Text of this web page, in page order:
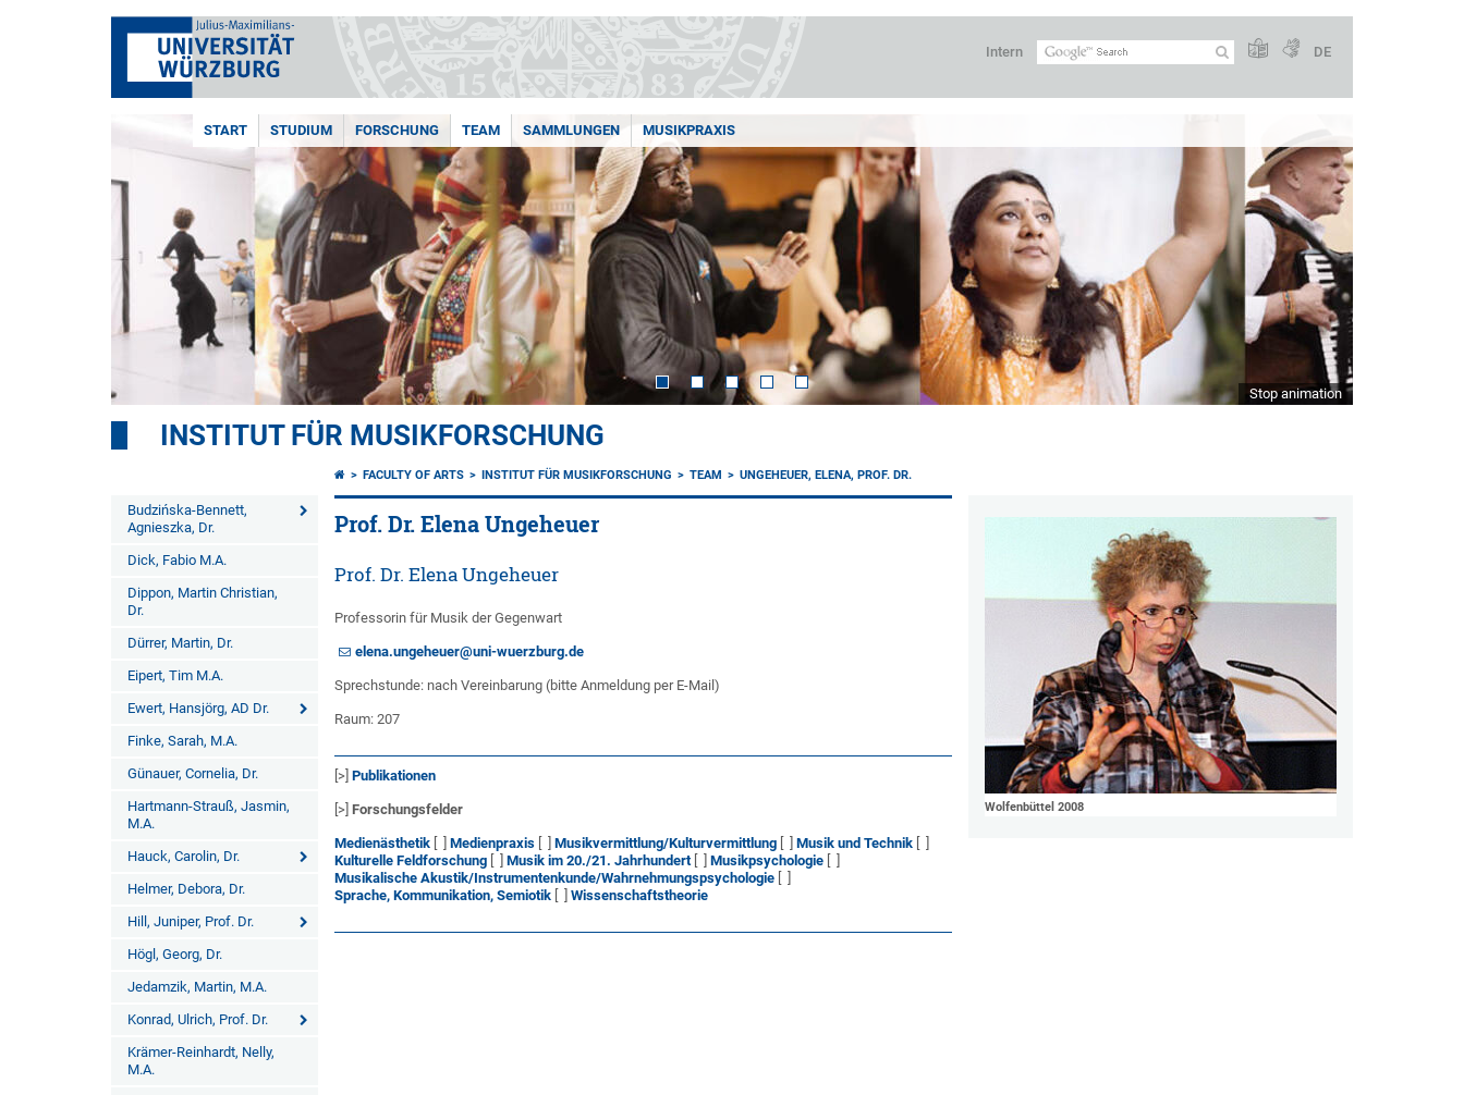
Intern DE
START STUDIUM FORSCHUNG TEAM SAMMLUNGEN MUSIKPRAXIS
Stop animation
INSTITUT FÜR MUSIKFORSCHUNG
Budzińska-Bennett,
Agnieszka, Dr.
Dick, Fabio M.A.
Dippon, Martin Christian,
Dr.
Dürrer, Martin, Dr.
Eipert, Tim M.A.
Ewert, Hansjörg, AD Dr.
Finke, Sarah, M.A.
Günauer, Cornelia, Dr.
Hartmann-Strauß, Jasmin,
M.A.
Hauck, Carolin, Dr.
Helmer, Debora, Dr.
Hill, Juniper, Prof. Dr.
Högl, Georg, Dr.
Jedamzik, Martin, M.A.
Konrad, Ulrich, Prof. Dr.
Krämer-Reinhardt, Nelly,
M.A.
FACULTY OF ARTS INSTITUT FÜR MUSIKFORSCHUNG TEAM UNGEHEUER, ELENA, PROF. DR.
Prof. Dr. Elena Ungeheuer
Prof. Dr. Elena Ungeheuer
Professorin für Musik der Gegenwart
elena.ungeheuer@uni-wuerzburg.de
Sprechstunde: nach Vereinbarung (bitte Anmeldung per E-Mail)
Raum: 207
[>]Publikationen
[>]Forschungsfelder
Medienästhetik [ ]Medienpraxis [ ]Musikvermittlung/Kulturvermittlung [ ]Musik und Technik
Kulturelle Feldforschung [ ]Musik im 20./21. Jahrhundert[ ]Musikpsychologie
Musikalische Akustik/Instrumentenkunde/Wahrnehmungspsychologie
Sprache, Kommunikation, Semiotik [ ]Wissenschaftstheorie
Wolfenbüttel 2008